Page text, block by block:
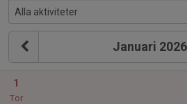
Januari 2026
1
Tor